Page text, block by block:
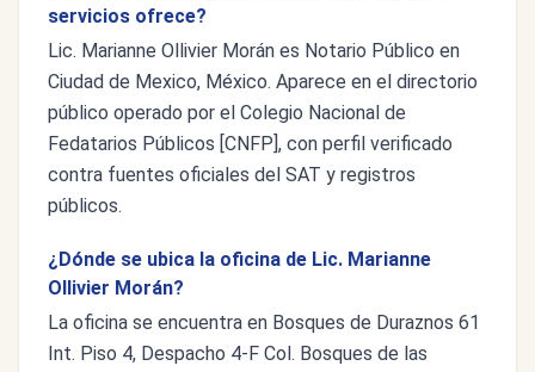
servicios ofrece?
Lic. Marianne Ollivier Morán es Notario Público en
Ciudad de Mexico, México. Aparece en el directorio
público operado por el Colegio Nacional de
Fedatarios Públicos [CNFP], con perfil verificado
contra fuentes oficiales del SAT y registros
públicos.
¿Dónde se ubica la oficina de Lic. Marianne
Ollivier Morán?
La oficina se encuentra en Bosques de Duraznos 61
Int. Piso 4, Despacho 4-F Col. Bosques de las